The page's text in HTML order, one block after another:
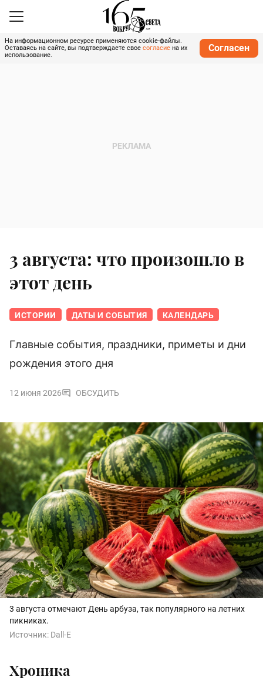
На информационном ресурсе применяются cookie-файлы.
Оставаясь на сайте, вы подтверждаете свое согласие на их
использование.
Согласен
3 августа: что произошло в
этот день
ИСТОРИИ ДАТЫ И СОБЫТИЯ КАЛЕНДАРЬ
Главные события, праздники, приметы и дни
рождения этого дня
12 июня 2026 ОБСУДИТЬ
3 августа отмечают День арбуза, так популярного на летних
пикниках.
Источник: Dall-E
Хроника